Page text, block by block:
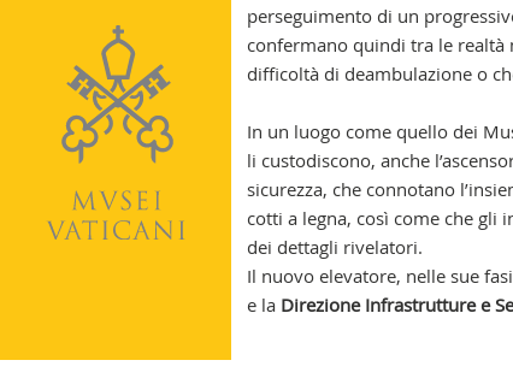
perseguimento di un
confermano quindi tra le realtà
difficoltà di deambulazione o
In un luogo come quello dei
li custodiscono, anche
sicurezza, che connotano
cotti a legna, così come che
dei dettagli rivelatori.
Il nuovo elevatore, nelle sue
e la Direzione Infrastrutture e